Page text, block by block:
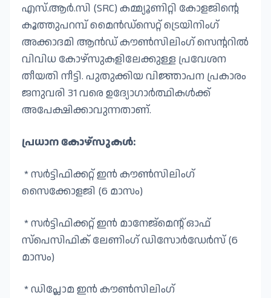
എസ്.ആർ.സി (SRC) കമ്മ്യൂണിറ്റി കോളജിന്റെ
കൂത്തുപറമ്പ് മൈൻഡ്‌സെറ്റ് ട്രെയിനിംഗ്
അക്കാദമി ആൻഡ് കൗൺസിലിംഗ് സെന്ററിൽ
വിവിധ കോഴ്സുകളിലേക്കുള്ള പ്രവേശന
തീയതി നീട്ടി. പുതുക്കിയ വിജ്ഞാപന പ്രകാരം
ജനുവരി 31 വരെ ഉദ്യോഗാർത്ഥികൾക്ക്
അപേക്ഷിക്കാവുന്നതാണ്.
പ്രധാന കോഴ്സുകൾ:
* സർട്ടിഫിക്കറ്റ് ഇൻ കൗൺസിലിംഗ്
സൈക്കോളജി (6 മാസം)
* സർട്ടിഫിക്കറ്റ് ഇൻ മാനേജ്മെന്റ് ഓഫ്
സ്പെസിഫിക് ലേണിംഗ് ഡിസോർഡേർസ് (6
മാസം)
* ഡിപ്ലോമ ഇൻ കൗൺസിലിംഗ്